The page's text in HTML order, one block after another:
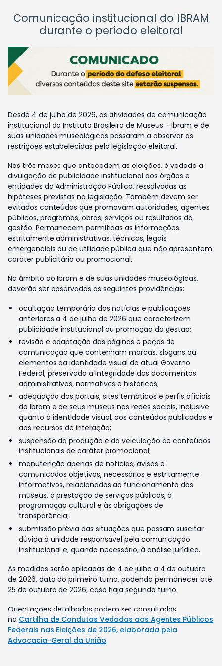
Comunicação institucional do IBRAM
durante o período eleitoral
Desde 4 de julho de 2026, as atividades de comunicação
institucional do Instituto Brasileiro de Museus – Ibram e de
suas unidades museológicas passaram a observar as
restrições estabelecidas pela legislação eleitoral.
Nos três meses que antecedem as eleições, é vedada a
divulgação de publicidade institucional dos órgãos e
entidades da Administração Pública, ressalvadas as
hipóteses previstas na legislação. Também devem ser
evitados conteúdos que promovam autoridades, agentes
públicos, programas, obras, serviços ou resultados da
gestão. Permanecem permitidas as informações
estritamente administrativas, técnicas, legais,
emergenciais ou de utilidade pública que não apresentem
caráter publicitário ou promocional.
No âmbito do Ibram e de suas unidades museológicas,
deverão ser observadas as seguintes providências:
ocultação temporária das notícias e publicações
anteriores a 4 de julho de 2026 que caracterizem
publicidade institucional ou promoção da gestão;
revisão e adaptação das páginas e peças de
comunicação que contenham marcas, slogans ou
elementos da identidade visual do atual Governo
Federal, preservada a integridade dos documentos
administrativos, normativos e históricos;
adequação dos portais, sites temáticos e perfis oficiais
do Ibram e de seus museus nas redes sociais, inclusive
quanto à identidade visual, aos conteúdos publicados e
aos recursos de interação;
suspensão da produção e da veiculação de conteúdos
institucionais de caráter promocional;
manutenção apenas de notícias, avisos e
comunicados objetivos, necessários e estritamente
informativos, relacionados ao funcionamento dos
museus, à prestação de serviços públicos, à
programação cultural e às obrigações de
transparência;
submissão prévia das situações que possam suscitar
dúvida à unidade responsável pela comunicação
institucional e, quando necessário, à análise jurídica.
As medidas serão aplicadas de 4 de julho a 4 de outubro
de 2026, data do primeiro turno, podendo permanecer até
25 de outubro de 2026, caso haja segundo turno.
Orientações detalhadas podem ser consultadas
na Cartilha de Condutas Vedadas aos Agentes Públicos
Federais nas Eleições de 2026, elaborada pela
Advocacia-Geral da União.